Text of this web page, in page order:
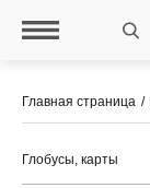
Главная страница
Глобусы, карты